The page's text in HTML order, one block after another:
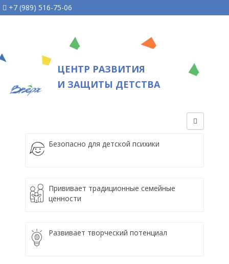
+7 (989) 516-75-06
ЦЕНТР РАЗВИТИЯ
И ЗАЩИТЫ ДЕТСТВА
Безопасно для детской психики
Прививает традиционные семейные
ценности
Развивает творческий потенциал